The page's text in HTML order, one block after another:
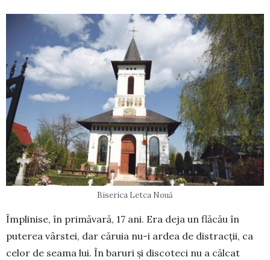
Biserica Letca Nouă
Împlinise, în primăvară, 17 ani. Era deja un flă­cău în
puterea vârstei, dar căruia nu-i ardea de distracții, ca
celor de seama lui. În baruri și dis­coteci nu a călcat